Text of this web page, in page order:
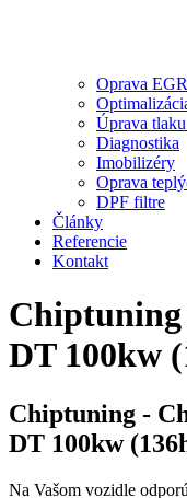
Oprava
Úprava
Diagnostika
Imobilizéry
Oprava
DPF filtre
Články
Referencie
Kontakt
Chiptuning
DT 100kw
Chiptuning -
DT 100kw
Na Vašom vozidle